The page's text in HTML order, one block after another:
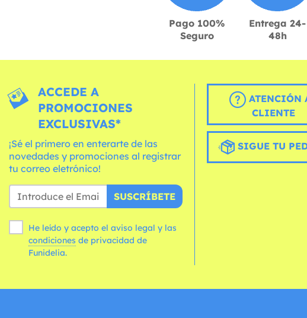
Pago 100%
Seguro
Entrega 24-
48h
ACCEDE A
PROMOCIONES
EXCLUSIVAS*
¡Sé el primero en enterarte de las
novedades y promociones al registrar
tu correo eletrónico!
SUSCRÍBETE
He leído y acepto el aviso legal y las
condiciones
Funidelia.
ATENCIÓN
CLIENTE
SIGUE TU